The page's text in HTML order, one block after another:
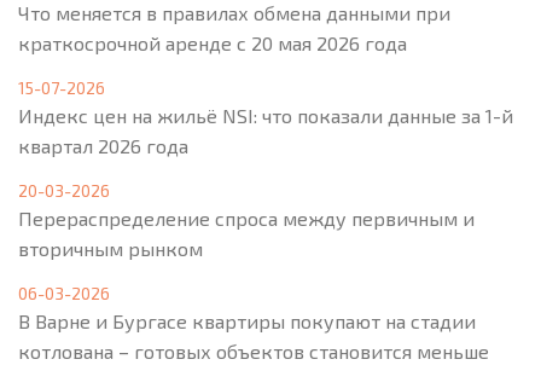
Что меняется в правилах обмена данными при
краткосрочной аренде с 20 мая 2026 года
15-07-2026
Индекс цен на жильё NSI: что показали данные за 1-й
квартал 2026 года
20-03-2026
Перераспределение спроса между первичным и
вторичным рынком
06-03-2026
В Варне и Бургасе квартиры покупают на стадии
котлована – готовых объектов становится меньше